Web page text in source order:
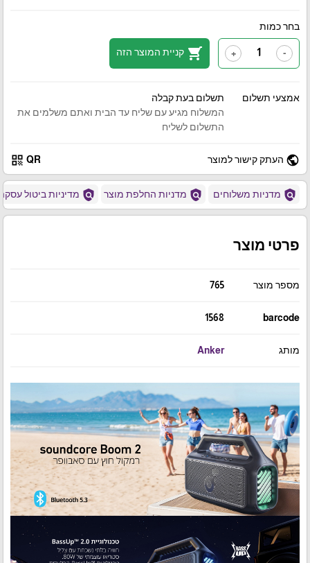
בחר כמות
-
+
shopping_cart קניית המוצר הזה
אמצעי תשלום
תשלום בעת קבלה
המשלוח מגיע עם שליח עד הבית ואתם משלמים את
התשלום לשליח
public העתק קישור למוצר QR
qr_code
policy מדניות משלוחים policy מדניות החלפת מוצר policy מדיניות ביטול
פרטי מוצר
מספר מוצר 765
barcode
1568
מותג Anker